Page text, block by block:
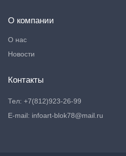
О компании
О нас
Новости
Контакты
Тел: +7(812)923-26-99
E-mail: infoart-blok78@mail.ru